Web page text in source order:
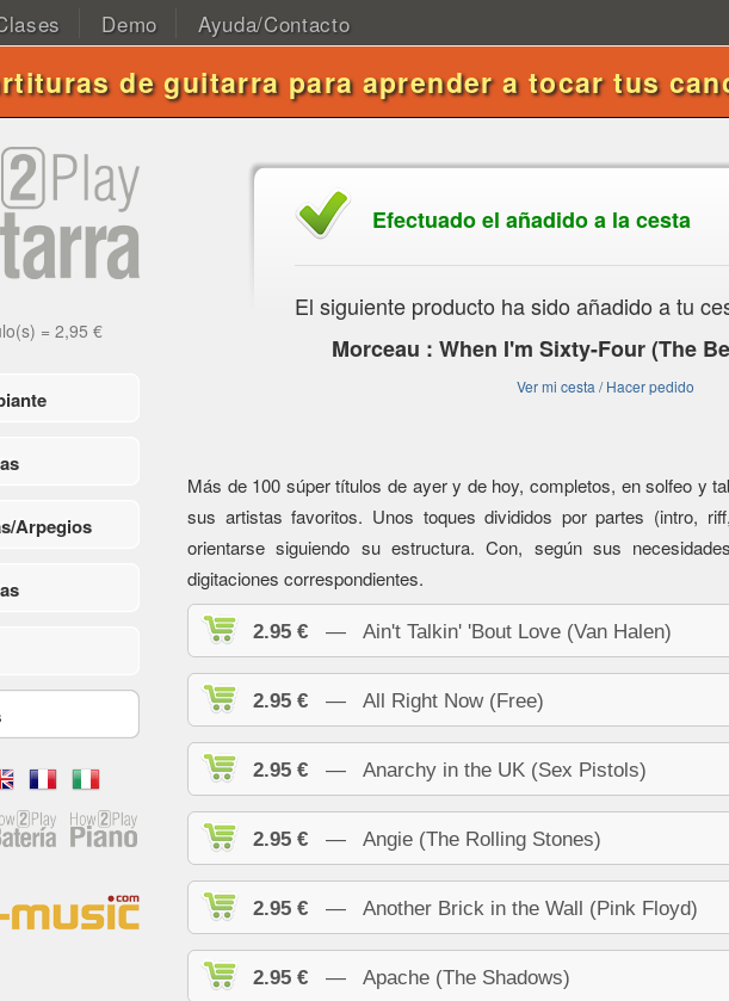
Demo Ayuda/Contacto
de guitarra para aprender a tocar tus
= 2,95 €
Arpegios
Efectuado el añadido a la cesta
El siguiente producto ha sido añadido a tu
Morceau : When I'm Sixty-Four (The
Ver mi cesta / Hacer pedido
Más de 100 súper títulos de ayer y de hoy, completos, en solfeo y
sus artistas favoritos. Unos toques divididos por partes (intro,
orientarse siguiendo su estructura. Con, según sus
digitaciones correspondientes.
2.95 € — Ain't Talkin' 'Bout Love (Van Halen)
2.95 € — All Right Now (Free)
2.95 € — Anarchy in the UK (Sex Pistols)
2.95 € — Angie (The Rolling Stones)
2.95 € — Another Brick in the Wall (Pink Floyd)
2.95 € — Apache (The Shadows)